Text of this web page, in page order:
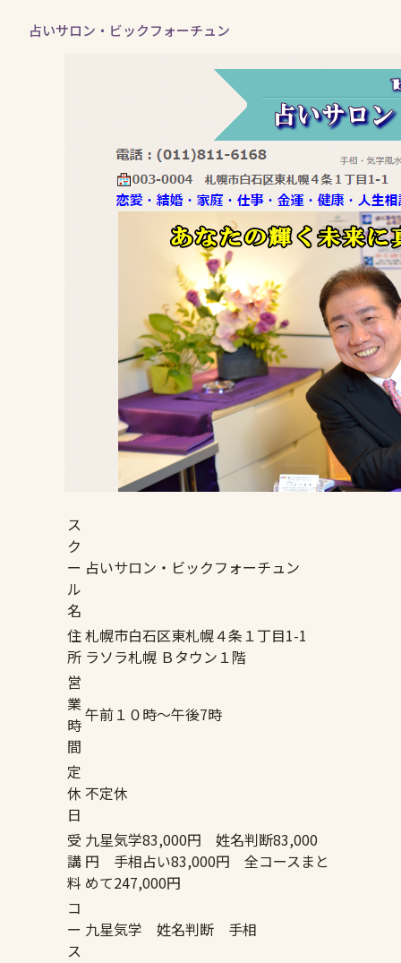
占いサロン・ビックフォーチュン
ス
ク
ー
ル
名
占いサロン・ビックフォーチュン
住
所
札幌市白石区東札幌４条１丁目1-1
ラソラ札幌 Ｂタウン１階
営
業
時
間
午前１０時～午後7時
定
休
日
不定休
受
講
料
九星気学83,000円 姓名判断83,000
円 手相占い83,000円 全コースまと
めて247,000円
コ
ー
ス
九星気学 姓名判断 手相